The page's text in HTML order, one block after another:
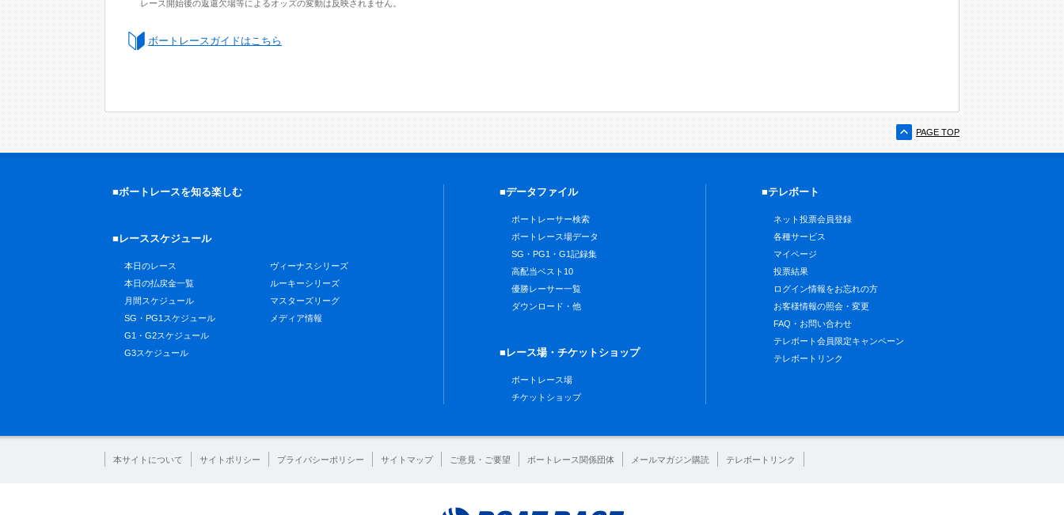
レース開始後の返還欠場等によるオッズの変動は反映されません。
ボートレースガイドはこちら
PAGE TOP
■ボートレースを知る楽しむ
■レーススケジュール
本日のレース
本日の払戻金一覧
月間スケジュール
SG・PG1スケジュール
G1・G2スケジュール
G3スケジュール
ヴィーナスシリーズ
ルーキーシリーズ
マスターズリーグ
メディア情報
■データファイル
ボートレーサー検索
ボートレース場データ
SG・PG1・G1記録集
高配当ベスト10
優勝レーサー一覧
ダウンロード・他
■レース場・チケットショップ
ボートレース場
チケットショップ
■テレボート
ネット投票会員登録
各種サービス
マイページ
投票結果
ログイン情報をお忘れの方
お客様情報の照会・変更
FAQ・お問い合わせ
テレボート会員限定キャンペーン
テレボートリンク
本サイトについて サイトポリシー プライバシーポリシー サイトマップ ご意見・ご要望 ボートレース関係団体 メールマガジン購読 テレボートリンク